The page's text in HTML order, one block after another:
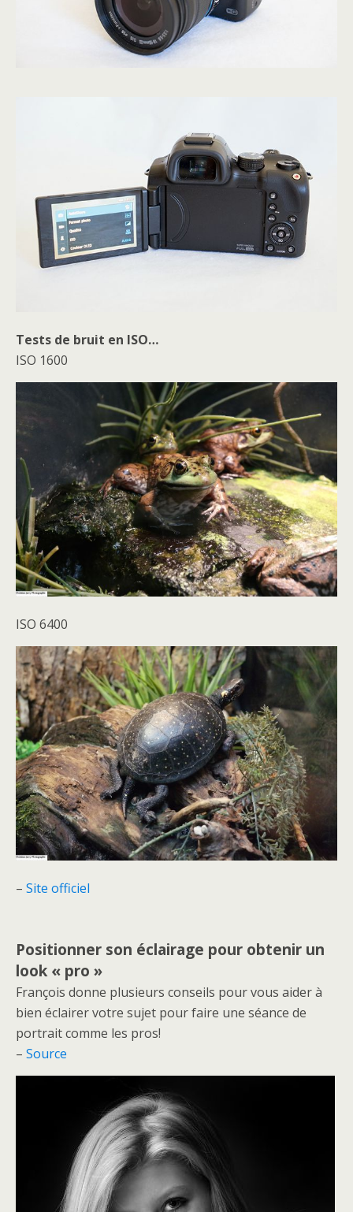
Tests de bruit en ISO…
ISO 1600
ISO 6400
– Site officiel
Positionner son éclairage pour obtenir un
look « pro »
François donne plusieurs conseils pour vous aider à
bien éclairer votre sujet pour faire une séance de
portrait comme les pros!
– Source